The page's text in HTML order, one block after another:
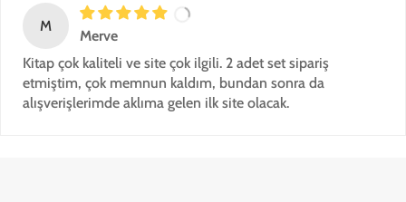
M
Merve
Kitap çok kaliteli ve site çok ilgili. 2 adet set sipariş
etmiştim, çok memnun kaldım, bundan sonra da
alışverişlerimde aklıma gelen ilk site olacak.